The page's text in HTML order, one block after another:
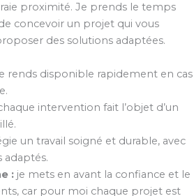
proximité. Je prends le temps
concevoir un projet qui vous
des solutions adaptées.
rends disponible rapidement en cas
intervention fait l’objet d’un
un travail soigné et durable, avec
adaptés.
:je mets en avant la confiance et le
car pour moi chaque projet est